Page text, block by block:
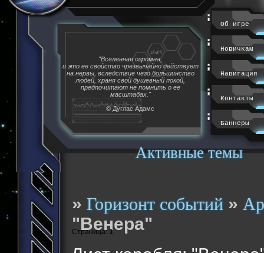
Активные темы
"Вселенная огромна,
и это ее свойство чрезвычайно действует
на нервы, вследствие чего большинство
людей, храня свой душевный покой,
предпочитают не помнить о ее
масштабах."
© Дуглас Адамс
Об игре
Новичкам
Навигация
Контакты
Баннеры
»Горизонт событий »
"Венера"
Страница: 1